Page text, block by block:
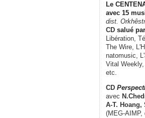
Le
avec 15
dist.
CD salué
Libération,
The Wire,
natomusic,
Vital
etc.
CD
avec
A-T. Hoang,
(MEG-AIMP,